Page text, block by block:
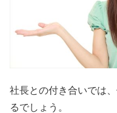
社長との付き合いでは
るでしょう。